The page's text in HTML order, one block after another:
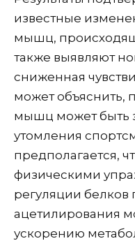
известные
мышц,
также выявляют
сниженная
может объяснить,
мышц может быть
утомления
предполагается,
физическими
регуляции белков
ацетилирования
ускорению